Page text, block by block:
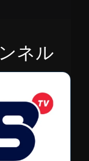
ネル